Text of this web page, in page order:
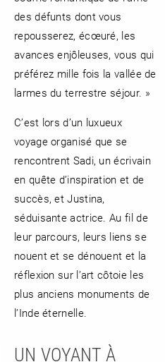
des défunts dont vous
repousserez, écœuré, les
avances enjôleuses, vous qui
préférez mille fois la vallée de
larmes du terrestre séjour. »
C’est lors d’un luxueux
voyage organisé que se
rencontrent Sadi, un écrivain
en quête d’inspiration et de
succès, et Justina,
séduisante actrice. Au fil de
leur parcours, leurs liens se
nouent et se dénouent et la
réflexion sur l’art côtoie les
plus anciens monuments de
l’Inde éternelle.
UN VOYANT À